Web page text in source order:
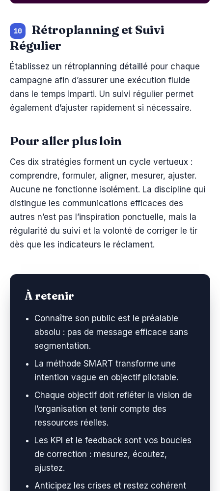
10
Rétroplanning et Suivi
Régulier
Établissez un rétroplanning détaillé pour chaque
campagne afin d’assurer une exécution fluide
dans le temps imparti. Un suivi régulier permet
également d’ajuster rapidement si nécessaire.
Pour aller plus loin
Ces dix stratégies forment un cycle vertueux :
comprendre, formuler, aligner, mesurer, ajuster.
Aucune ne fonctionne isolément. La discipline qui
distingue les communications efficaces des
autres n’est pas l’inspiration ponctuelle, mais la
régularité du suivi et la volonté de corriger le tir
dès que les indicateurs le réclament.
À retenir
Connaître son public est le préalable
absolu : pas de message efficace sans
segmentation.
La méthode SMART transforme une
intention vague en objectif pilotable.
Chaque objectif doit refléter la vision de
l’organisation et tenir compte des
ressources réelles.
Les KPI et le feedback sont vos boucles
de correction : mesurez, écoutez,
ajustez.
Anticipez les crises et restez cohérent